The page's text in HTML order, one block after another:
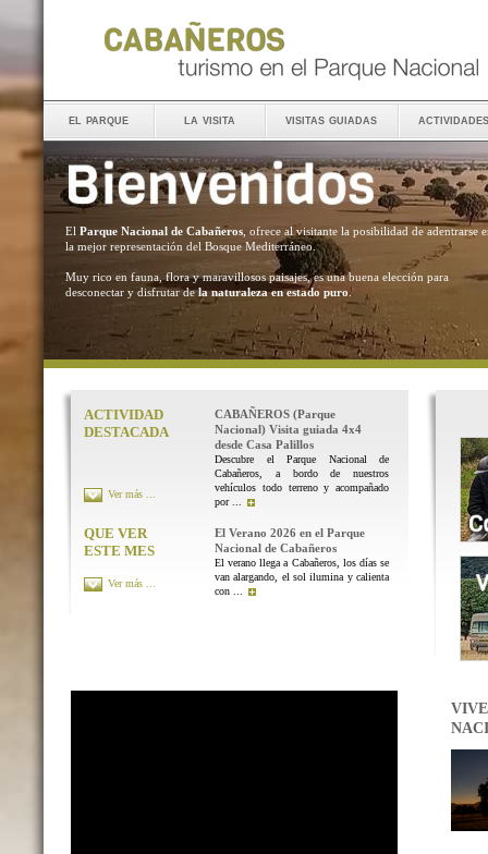
el parque la visita visitas guiadas actividades
El Parque Nacional de Cabañeros , ofrece al visitante la posibilidad de adentrarse
la mejor representación del Bosque Mediterráneo.
Muy rico en fauna, flora y maravillosos paisajes, es una buena elección para
desconectar y disfrutar dela naturaleza en estado puro .
ACTIVIDAD
DESTACADA
CABAÑEROS (Parque
Nacional) Visita guiada 4x4
desde Casa Palillos
Descubre el Parque Nacional de
Cabañeros, a bordo de nuestros
vehículos todo terreno y acompañado
por ...
Ver más ...
QUE VER
ESTE MES
El Verano 2026 en el Parque
Nacional de Cabañeros
El verano llega a Cabañeros, los días se
van alargando, el sol ilumina y calienta
con ...
Ver más ...